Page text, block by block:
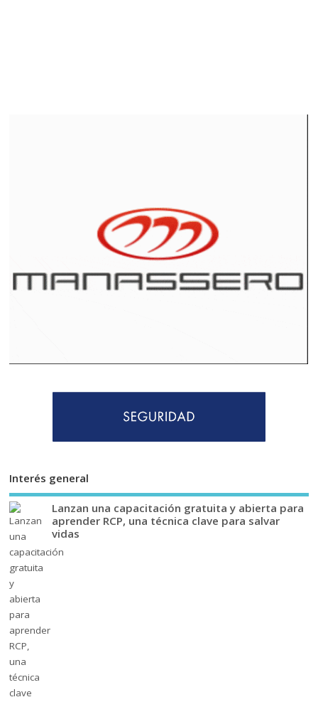
Interés general
Lanzan una capacitación gratuita y abierta para
aprender RCP, una técnica clave para salvar
vidas